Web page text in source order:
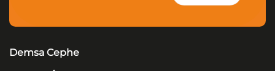
Demsa Cephe